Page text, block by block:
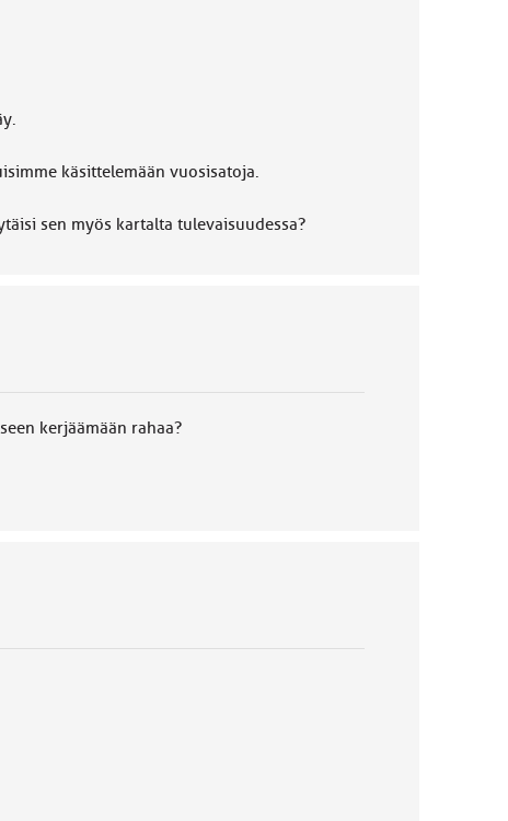
käsittelemään vuosisatoja.
sen myös kartalta tulevaisuudessa?
kerjäämään rahaa?